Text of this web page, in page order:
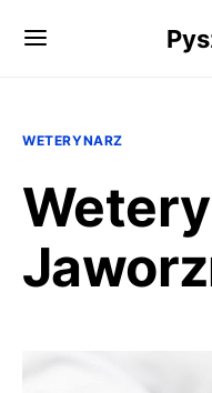
WETERYNARZ